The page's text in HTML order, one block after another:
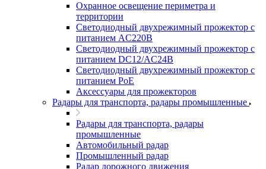
Охранное освещение периметра и
территории
Светодиодный двухрежимный прожектор с
питанием AC220В
Светодиодный двухрежимный прожектор с
питанием DC12/AC24В
Светодиодный двухрежимный прожектор с
питанием PoE
Аксессуары для прожекторов
Радары для транспорта, радары промышленные
Радары для транспорта, радары
промышленные
Автомобильный радар
Промышленный радар
Радар дорожного движения